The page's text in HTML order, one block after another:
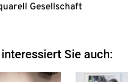
Gesellschaft
Sie auch: